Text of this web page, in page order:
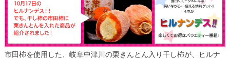
市田柿を使用した、岐阜中津川の栗きんとん入り干し柿が、ヒルナ